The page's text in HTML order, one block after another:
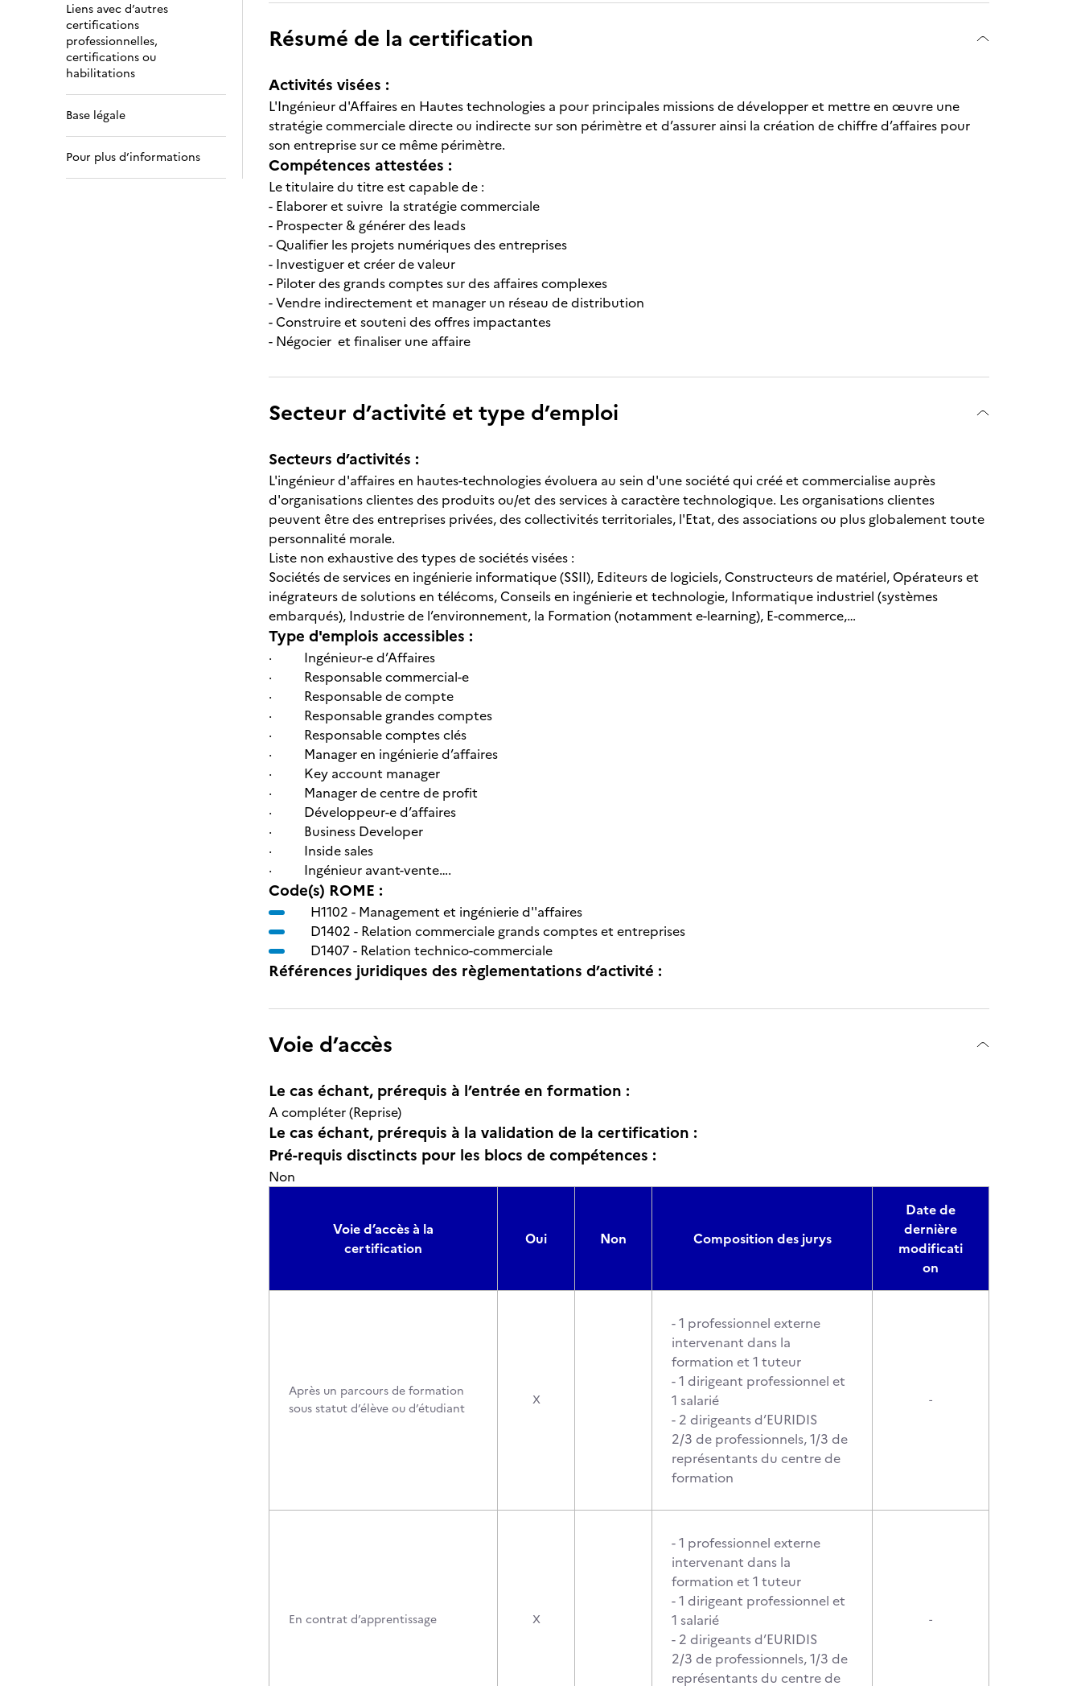
Liens avec d’autres
certifications
professionnelles,
certifications ou
habilitations
Base légale
Pour plus d’informations
Résumé de la certification
Activités visées :
L'Ingénieur d'Affaires en Hautes technologies a pour principales missions de développer et mettre en œuvre une
stratégie commerciale directe ou indirecte sur son périmètre et d’assurer ainsi la création de chiffre d’affaires pour
son entreprise sur ce même périmètre.
Compétences attestées :
Le titulaire du titre est capable de :
- Elaborer et suivre la stratégie commerciale
- Prospecter & générer des leads
- Qualifier les projets numériques des entreprises
- Investiguer et créer de valeur
- Piloter des grands comptes sur des affaires complexes
- Vendre indirectement et manager un réseau de distribution
- Construire et souteni des offres impactantes
- Négocier et finaliser une affaire
Secteur d’activité et type d’emploi
Secteurs d’activités :
L'ingénieur d'affaires en hautes-technologies évoluera au sein d'une société qui créé et commercialise auprès
d'organisations clientes des produits ou/et des services à caractère technologique. Les organisations clientes
peuvent être des entreprises privées, des collectivités territoriales, l'Etat, des associations ou plus globalement toute
personnalité morale.
Liste non exhaustive des types de sociétés visées :
Sociétés de services en ingénierie informatique (SSII), Editeurs de logiciels, Constructeurs de matériel, Opérateurs et
inégrateurs de solutions en télécoms, Conseils en ingénierie et technologie, Informatique industriel (systèmes
embarqués), Industrie de l’environnement, la Formation (notamment e-learning), E-commerce,…
Type d'emplois accessibles :
· Ingénieur-e d’Affaires
· Responsable commercial-e
· Responsable de compte
· Responsable grandes comptes
· Responsable comptes clés
· Manager en ingénierie d’affaires
· Key account manager
· Manager de centre de profit
· Développeur-e d’affaires
· Business Developer
· Inside sales
· Ingénieur avant-vente….
Code(s) ROME :
H1102 - Management et ingénierie d''affaires
D1402 - Relation commerciale grands comptes et entreprises
D1407 - Relation technico-commerciale
Références juridiques des règlementations d’activité :
Voie d’accès
Le cas échant, prérequis à l’entrée en formation :
A compléter (Reprise)
Le cas échant, prérequis à la validation de la certification :
Pré-requis disctincts pour les blocs de compétences :
Non
Voie d’accès à la
certification
Oui Non Composition des jurys
Date de
dernière
modificati
on
Après un parcours de formation
sous statut d’élève ou d’étudiant
X
- 1 professionnel externe
intervenant dans la
formation et 1 tuteur
- 1 dirigeant professionnel et
1 salarié
- 2 dirigeants d’EURIDIS
2/3 de professionnels, 1/3 de
représentants du centre de
formation
-
En contrat d’apprentissage X
- 1 professionnel externe
intervenant dans la
formation et 1 tuteur
- 1 dirigeant professionnel et
1 salarié
- 2 dirigeants d’EURIDIS
2/3 de professionnels, 1/3 de
représentants du centre de
-